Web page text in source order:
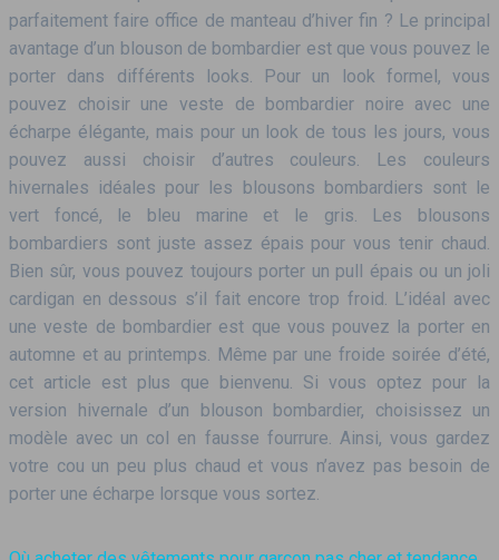
parfaitement faire office de manteau d’hiver fin ? Le principal
avantage d’un blouson de bombardier est que vous pouvez le
porter dans différents looks. Pour un look formel, vous
pouvez choisir une veste de bombardier noire avec une
écharpe élégante, mais pour un look de tous les jours, vous
pouvez aussi choisir d’autres couleurs. Les couleurs
hivernales idéales pour les blousons bombardiers sont le
vert foncé, le bleu marine et le gris. Les blousons
bombardiers sont juste assez épais pour vous tenir chaud.
Bien sûr, vous pouvez toujours porter un pull épais ou un joli
cardigan en dessous s’il fait encore trop froid. L’idéal avec
une veste de bombardier est que vous pouvez la porter en
automne et au printemps. Même par une froide soirée d’été,
cet article est plus que bienvenu. Si vous optez pour la
version hivernale d’un blouson bombardier, choisissez un
modèle avec un col en fausse fourrure. Ainsi, vous gardez
votre cou un peu plus chaud et vous n’avez pas besoin de
porter une écharpe lorsque vous sortez.